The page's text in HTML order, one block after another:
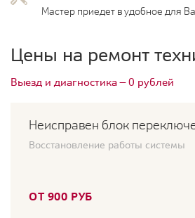
Мастер приедет в удобное для
Цены на ремонт
Выезд и диагностика — 0 рублей
Неисправен блок
Восстановление работы системы
ОТ 900 РУБ